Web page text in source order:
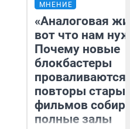
МНЕНИЕ
«Аналоговая
вот что нам
Почему новые
блокбастеры
повторы
фильмов
полные залы